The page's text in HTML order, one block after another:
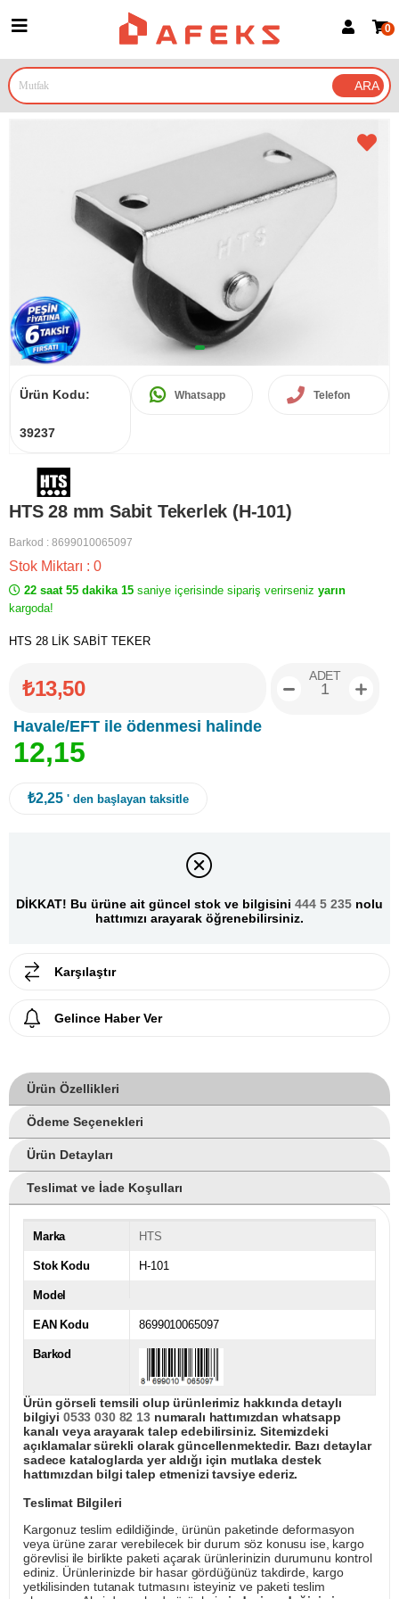
Google İle Bağlan
0
Ürün Kodu:
39237
Whatsapp Telefon
HTS 28 mm Sabit Tekerlek (H-101)
Barkod : 8699010065097
Stok Miktarı : 0
22 saat 55 dakika 15 saniye içerisinde sipariş verirseniz yarın
kargoda!
HTS 28 LİK SABİT TEKER
₺13,50
Havale/EFT ile ödenmesi halinde
12,15
ADET
₺2,25 ' den başlayan taksitle
DİKKAT! Bu ürüne ait güncel stok ve bilgisini 444 5 235 nolu
hattımızı arayarak öğrenebilirsiniz.
Karşılaştır
Gelince Haber Ver
Ürün Özellikleri
Ödeme Seçenekleri
Ürün Detayları
Teslimat ve İade Koşulları
Marka HTS
Stok Kodu H-101
Model
EAN Kodu 8699010065097
Barkod
Ürün görseli temsili olup ürünlerimiz hakkında detaylı
bilgiyi 0533 030 82 13numaralı hattımızdan whatsapp
kanalı veya arayarak talep edebilirsiniz. Sitemizdeki
açıklamalar sürekli olarak güncellenmektedir. Bazı detaylar
sadece kataloglarda yer aldığı için mutlaka destek
hattımızdan bilgi talep etmenizi tavsiye ederiz.
Teslimat Bilgileri
Kargonuz teslim edildiğinde, ürünün paketinde deformasyon
veya ürüne zarar verebilecek bir durum söz konusu ise, kargo
görevlisi ile birlikte paketi açarak ürünlerinizin durumunu kontrol
ediniz. Ürünlerinizde bir hasar gördüğünüz takdirde, kargo
yetkilisinden tutanak tutmasını isteyiniz ve paketi teslim